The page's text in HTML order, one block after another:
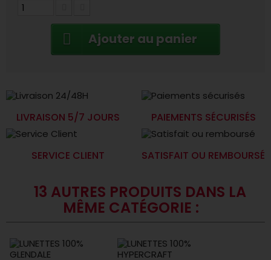
Ajouter au panier
LIVRAISON 5/7 JOURS PAIEMENTS SÉCURISÉS
SERVICE CLIENT SATISFAIT OU REMBOURSÉ
13 AUTRES PRODUITS DANS LA
MÊME CATÉGORIE :